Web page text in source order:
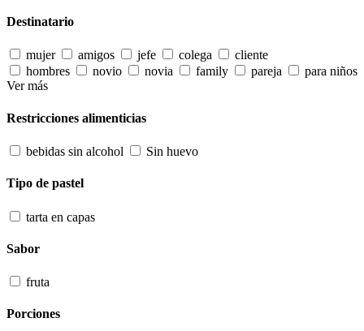
Destinatario
mujer amigos jefe colega
cliente
hombres
novio novia family pareja
para niños
Ver más
Restricciones alimenticias
bebidas sin alcohol Sin huevo
Tipo de pastel
tarta en capas
Sabor
fruta
Porciones